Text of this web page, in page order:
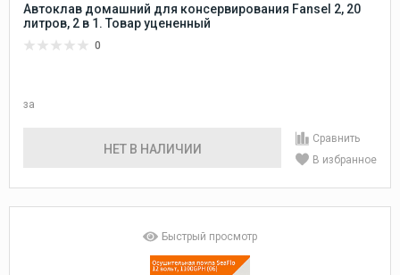
Автоклав домашний для консервирования Fansel 2, 20
литров, 2 в 1. Товар уцененный
0
за
НЕТ В НАЛИЧИИ
Сравнить
В избранное
Быстрый просмотр